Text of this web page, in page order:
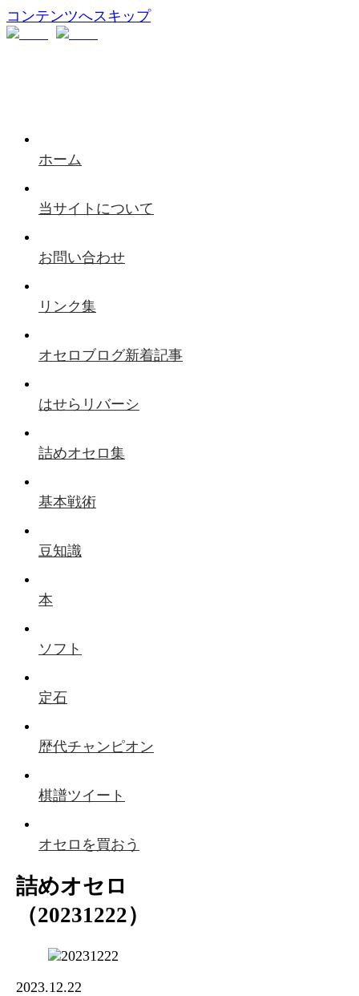
コンテンツへスキップ
ホーム
当サイトについて
お問い合わせ
リンク集
オセロブログ新着記事
はせらリバーシ
詰めオセロ集
基本戦術
豆知識
本
ソフト
定石
歴代チャンピオン
棋譜ツイート
オセロを買おう
詰めオセロ
（20231222）
2023.12.22